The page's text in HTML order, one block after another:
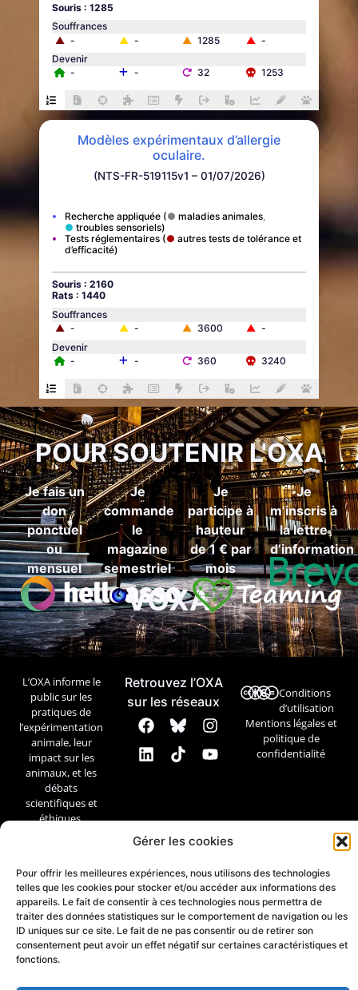
Gérer les cookies
Pour offrir les meilleures expériences, nous utilisons des technologies
telles que les cookies pour stocker et/ou accéder aux informations des
appareils. Le fait de consentir à ces technologies nous permettra de
traiter des données statistiques sur le comportement de navigation ou les
ID uniques sur ce site. Le fait de ne pas consentir ou de retirer son
consentement peut avoir un effet négatif sur certaines caractéristiques et
fonctions.
Souris : 1285
Souffrances
▲ - ▲ - ▲ 1285 ▲ -
Devenir
-
- 32 1253
Modèles expérimentaux d’allergie
oculaire.
(NTS-FR-519115v1 – 01/07/2026)
Recherche appliquée
maladies animales
troubles sensoriels
Tests réglementaires
autres tests de tolérance et
d’efficacité
Souris : 2160
Rats : 1440
Souffrances
▲ - ▲ - ▲ 3600 ▲ -
Devenir
-
- 360 3240
POUR SOUTENIR L'OXA
Je fais un
don
ponctuel
ou
mensuel
Je
commande
le
magazine
semestriel
VOXA
Je
participe à
hauteur
de 1 € par
mois
Je
m’inscris à
la lettre
d’information
L’OXA informe le
public sur les
pratiques de
l’expérimentation
animale, leur
impact sur les
animaux, et les
débats
scientifiques et
éthiques.
Retrouvez l’OXA
sur les réseaux
Conditions
d’utilisation
Mentions légales et
politique de
confidentialité